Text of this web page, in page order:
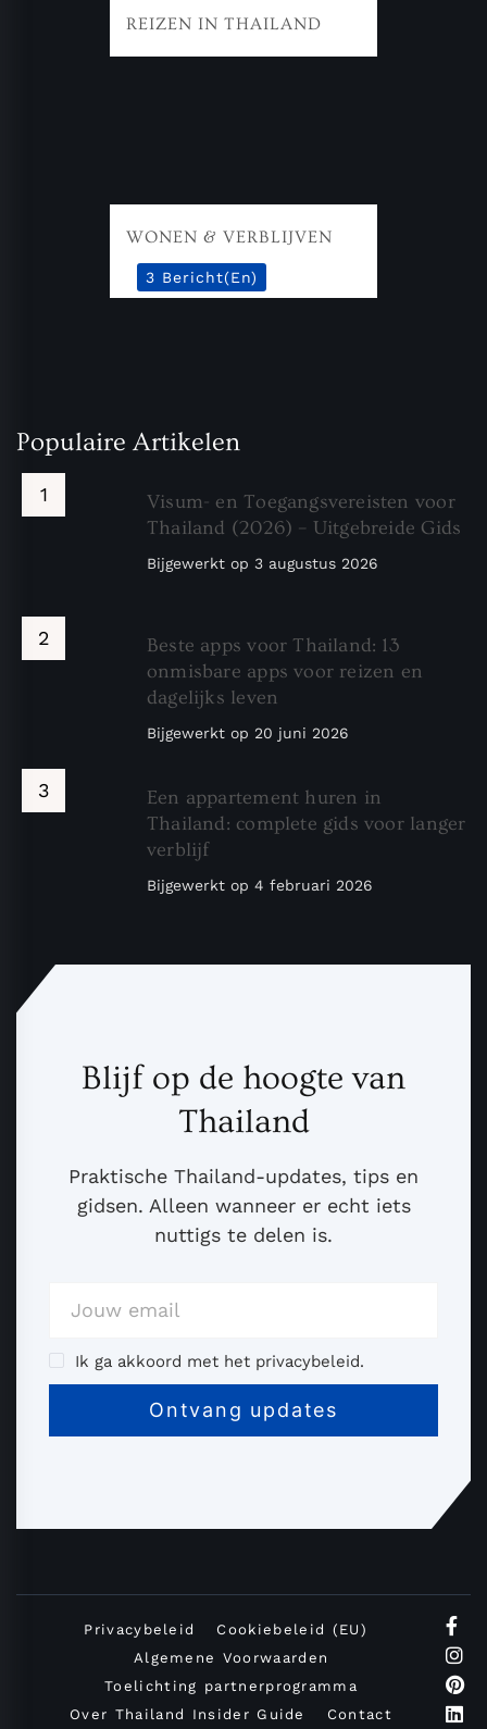
REIZEN IN THAILAND
WONEN & VERBLIJVEN
3 Bericht(en)
Populaire Artikelen
Visum- en Toegangsvereisten voor
Thailand (2026) – Uitgebreide Gids
Bijgewerkt op 3 augustus 2026
Beste apps voor Thailand: 13
onmisbare apps voor reizen en
dagelijks leven
Bijgewerkt op 20 juni 2026
Een appartement huren in
Thailand: complete gids voor langer
verblijf
Bijgewerkt op 4 februari 2026
Blijf op de hoogte van
Thailand
Praktische Thailand-updates, tips en
gidsen. Alleen wanneer er echt iets
nuttigs te delen is.
Ik ga akkoord met het privacybeleid.
Privacybeleid
Cookiebeleid (EU)
Algemene Voorwaarden
Toelichting partnerprogramma
Over Thailand Insider Guide
Contact